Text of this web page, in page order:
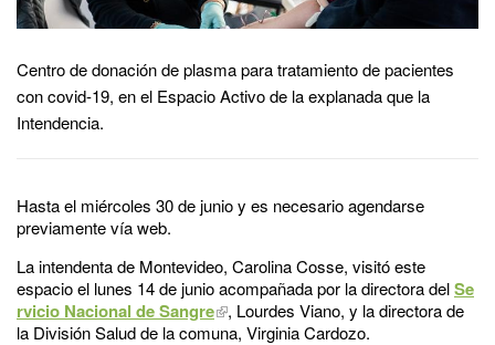
Centro de donación de plasma para tratamiento de pacientes
con covid-19, en el Espacio Activo de la explanada que la
Intendencia.
Hasta el miércoles 30 de junio y es necesario agendarse
previamente vía web.
La intendenta de Montevideo, Carolina Cosse, visitó este
espacio el lunes 14 de junio acompañada por la directora delSe
rvicio Nacional de Sangre
, Lourdes Viano, y la directora de
la División Salud de la comuna, Virginia Cardozo.